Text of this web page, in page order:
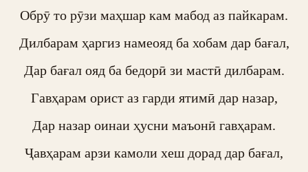
Обрӯ то рӯзи маҳшар кам мабод аз пайкарам.
Дилбарам ҳаргиз намеояд ба хобам дар бағал,
Дар бағал ояд ба бедорӣ зи мастӣ дилбарам.
Гавҳарам орист аз гарди ятимӣ дар назар,
Дар назар оинаи ҳусни маъонӣ гавҳарам.
Ҷавҳарам арзи камоли хеш дорад дар бағал,